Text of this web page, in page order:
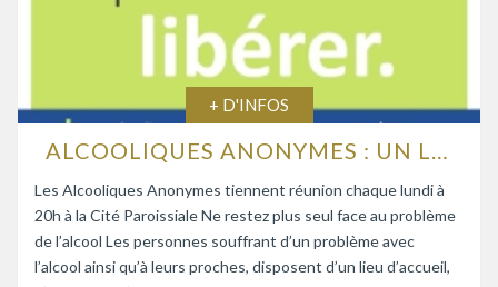
+ D'INFOS
ALCOOLIQUES ANONYMES : UN LIEU D’ÉCOUTE ET D’ENTRAIDE
Les Alcooliques Anonymes tiennent réunion chaque lundi à
20h à la Cité Paroissiale Ne restez plus seul face au problème
de l’alcool Les personnes souffrant d’un problème avec
l’alcool ainsi qu’à leurs proches, disposent d’un lieu d’accueil,